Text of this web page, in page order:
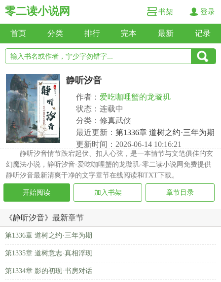
零二读小说网 书架 登录
首页 分类 排行 完本 最新 记录
静听汐音
作者： 爱吃咖哩蟹的龙璇玑
状态：连载中
分类：修真武侠
最近更新： 第1336章 道树之约·三年为期
更新时间：2026-06-14 10:16:21
静听汐音情节跌宕起伏、扣人心弦，是一本情节与文笔俱佳的玄
幻魔法小说，静听汐音-爱吃咖哩蟹的龙璇玑-零二读小说网免费提供
静听汐音最新清爽干净的文字章节在线阅读和TXT下载。
开始阅读 加入书架 章节目录
《静听汐音》最新章节
第1336章 道树之约·三年为期
第1335章 道树意志·真相浮现
第1334章 影的初现·书房对话